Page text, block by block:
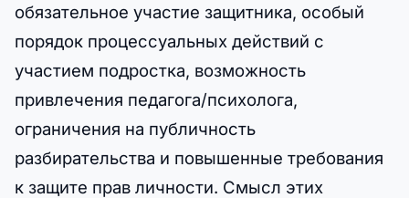
обязательное участие защитника, особый
порядок процессуальных действий с
участием подростка, возможность
привлечения педагога/психолога,
ограничения на публичность
разбирательства и повышенные требования
к защите прав личности. Смысл этих